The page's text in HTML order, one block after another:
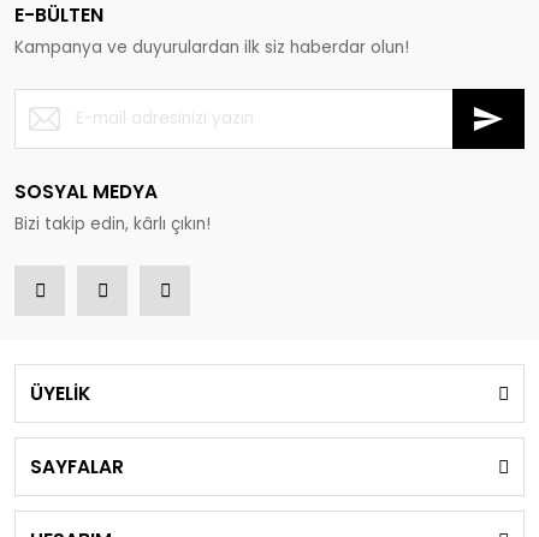
E-BÜLTEN
Kampanya ve duyurulardan ilk siz haberdar olun!
SOSYAL MEDYA
Bizi takip edin, kârlı çıkın!
ÜYELİK
SAYFALAR